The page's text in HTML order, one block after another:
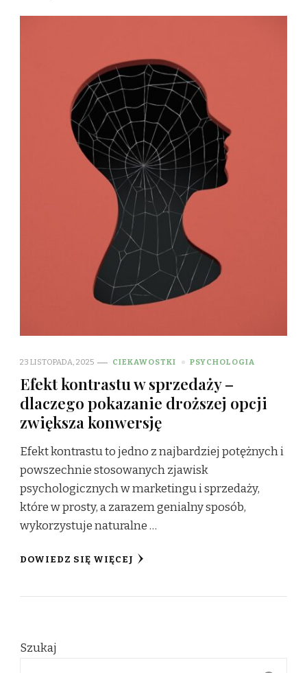
23 LISTOPADA, 2025 CIEKAWOSTKI PSYCHOLOGIA
Efekt kontrastu w sprzedaży –
dlaczego pokazanie droższej opcji
zwiększa konwersję
Efekt kontrastu to jedno z najbardziej potężnych i
powszechnie stosowanych zjawisk
psychologicznych w marketingu i sprzedaży,
które w prosty, a zarazem genialny sposób,
wykorzystuje naturalne …
DOWIEDZ SIĘ WIĘCEJ
Szukaj